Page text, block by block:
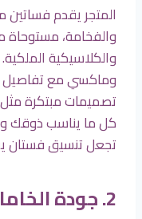
المتجر يقدم فساتين
والفخامة، مستوحاة
والكلاسيكية
وماكسي مع تفاصيل
تصميمات مبتكرة
كل ما يناسب ذوقك
تجعل تنسيق فستان
2. جودة الخامات الفاخرة